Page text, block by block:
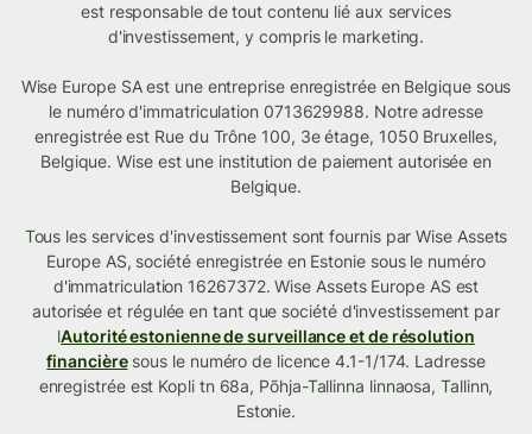
est responsable de tout contenu lié aux services
d'investissement, y compris le marketing.
Wise Europe SA est une entreprise enregistrée en Belgique sous
le numéro d'immatriculation 0713629988. Notre adresse
enregistrée est Rue du Trône 100, 3e étage, 1050 Bruxelles,
Belgique. Wise est une institution de paiement autorisée en
Belgique.
Tous les services d'investissement sont fournis par Wise Assets
Europe AS, société enregistrée en Estonie sous le numéro
d'immatriculation 16267372. Wise Assets Europe AS est
autorisée et régulée en tant que société d'investissement par
lAutorité estonienne de surveillance et de résolution
financièresous le numéro de licence 4.1-1/174. Ladresse
enregistrée est Kopli tn 68a, Põhja-Tallinna linnaosa, Tallinn,
Estonie.